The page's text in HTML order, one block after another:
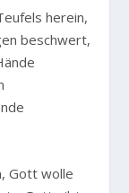
herein,
beschwert,
Gott wolle